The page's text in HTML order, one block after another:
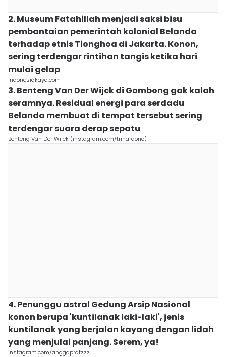
2. Museum Fatahillah menjadi saksi bisu
pembantaian pemerintah kolonial Belanda
terhadap etnis Tionghoa di Jakarta. Konon,
sering terdengar rintihan tangis ketika hari
mulai gelap
indonesiakaya.com
3. Benteng Van Der Wijck di Gombong gak kalah
seramnya. Residual energi para serdadu
Belanda membuat di tempat tersebut sering
terdengar suara derap sepatu
Benteng Van Der Wijck (instagram.com/trihardono)
4. Penunggu astral Gedung Arsip Nasional
konon berupa 'kuntilanak laki-laki', jenis
kuntilanak yang berjalan kayang dengan lidah
yang menjulai panjang. Serem, ya!
instagram.com/anggapratzzz